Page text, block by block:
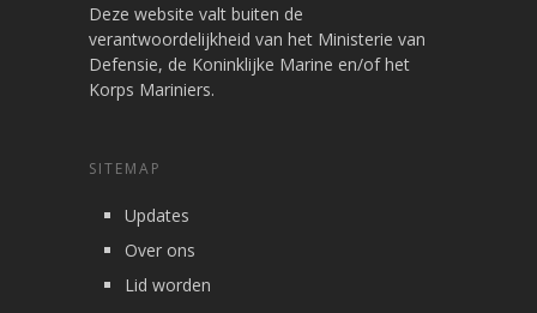
Deze website valt buiten de
verantwoordelijkheid van het Ministerie van
Defensie, de Koninklijke Marine en/of het
Korps Mariniers.
SITEMAP
Updates
Over ons
Lid worden